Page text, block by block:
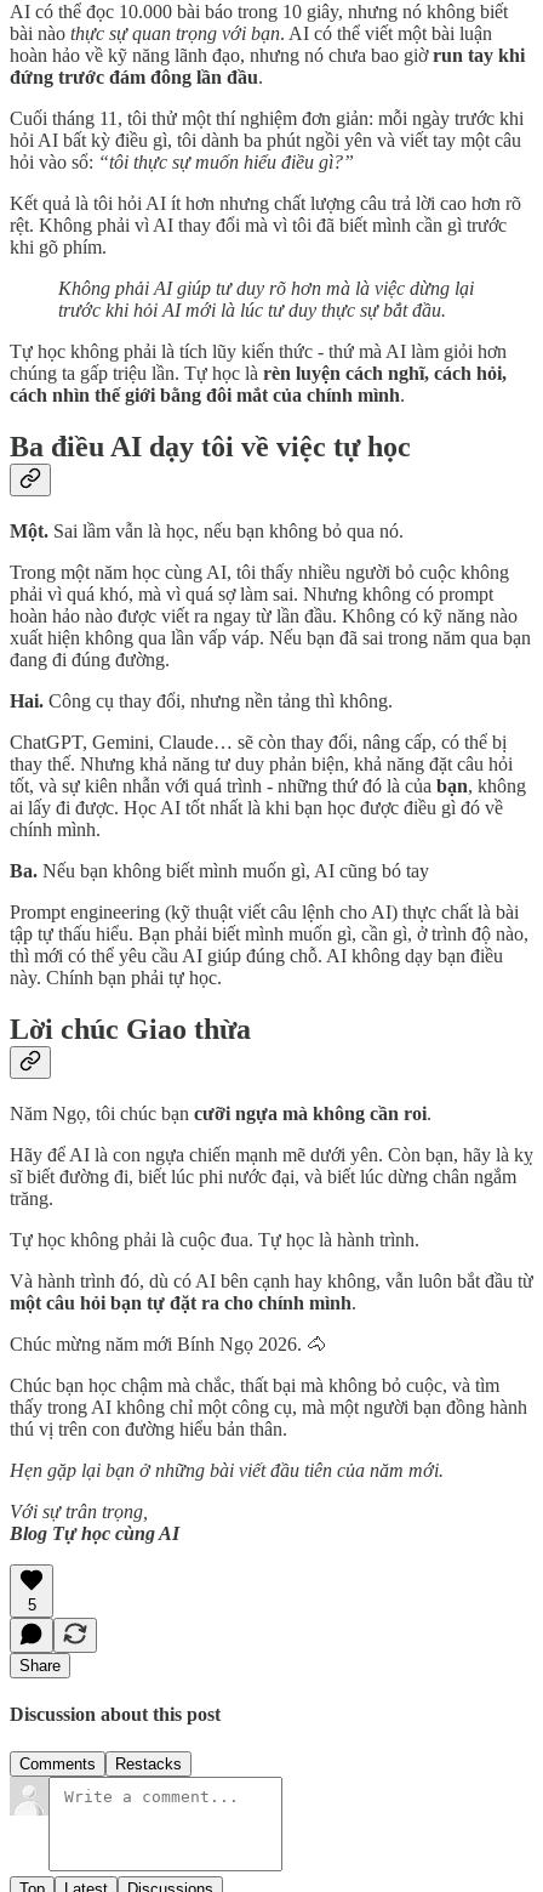
AI có thể đọc 10.000 bài báo trong 10 giây, nhưng nó không biết
bài nào thực sự quan trọng với bạn. AI có thể viết một bài luận
hoàn hảo về kỹ năng lãnh đạo, nhưng nó chưa bao giờrun tay khi
đứng trước đám đông lần đầu.
Cuối tháng 11, tôi thử một thí nghiệm đơn giản: mỗi ngày trước khi
hỏi AI bất kỳ điều gì, tôi dành ba phút ngồi yên và viết tay một câu
hỏi vào sổ: “tôi thực sự muốn hiểu điều gì?”
Kết quả là tôi hỏi AI ít hơn nhưng chất lượng câu trả lời cao hơn rõ
rệt. Không phải vì AI thay đổi mà vì tôi đã biết mình cần gì trước
khi gõ phím.
Không phải AI giúp tư duy rõ hơn mà là việc dừng lại
trước khi hỏi AI mới là lúc tư duy thực sự bắt đầu.
Tự học không phải là tích lũy kiến thức - thứ mà AI làm giỏi hơn
chúng ta gấp triệu lần. Tự học là rèn luyện cách nghĩ, cách hỏi,
cách nhìn thế giới bằng đôi mắt của chính mình.
Ba điều AI dạy tôi về việc tự học
Một. Sai lầm vẫn là học, nếu bạn không bỏ qua nó.
Trong một năm học cùng AI, tôi thấy nhiều người bỏ cuộc không
phải vì quá khó, mà vì quá sợ làm sai. Nhưng không có prompt
hoàn hảo nào được viết ra ngay từ lần đầu. Không có kỹ năng nào
xuất hiện không qua lần vấp váp. Nếu bạn đã sai trong năm qua bạn
đang đi đúng đường.
Hai. Công cụ thay đổi, nhưng nền tảng thì không.
ChatGPT, Gemini, Claude… sẽ còn thay đổi, nâng cấp, có thể bị
thay thế. Nhưng khả năng tư duy phản biện, khả năng đặt câu hỏi
tốt, và sự kiên nhẫn với quá trình - những thứ đó là của bạn, không
ai lấy đi được. Học AI tốt nhất là khi bạn học được điều gì đó về
chính mình.
Ba. Nếu bạn không biết mình muốn gì, AI cũng bó tay
Prompt engineering (kỹ thuật viết câu lệnh cho AI) thực chất là bài
tập tự thấu hiểu. Bạn phải biết mình muốn gì, cần gì, ở trình độ nào,
thì mới có thể yêu cầu AI giúp đúng chỗ. AI không dạy bạn điều
này. Chính bạn phải tự học.
Lời chúc Giao thừa
Năm Ngọ, tôi chúc bạn cưỡi ngựa mà không cần roi.
Hãy để AI là con ngựa chiến mạnh mẽ dưới yên. Còn bạn, hãy là kỵ
sĩ biết đường đi, biết lúc phi nước đại, và biết lúc dừng chân ngắm
trăng.
Tự học không phải là cuộc đua. Tự học là hành trình.
Và hành trình đó, dù có AI bên cạnh hay không, vẫn luôn bắt đầu từ
một câu hỏi bạn tự đặt ra cho chính mình.
Chúc mừng năm mới Bính Ngọ 2026. 🐴
Chúc bạn học chậm mà chắc, thất bại mà không bỏ cuộc, và tìm
thấy trong AI không chỉ một công cụ, mà một người bạn đồng hành
thú vị trên con đường hiểu bản thân.
Hẹn gặp lại bạn ở những bài viết đầu tiên của năm mới.
Với sự trân trọng,
Blog Tự học cùng AI
5
Share
Discussion about this post
Comments Restacks